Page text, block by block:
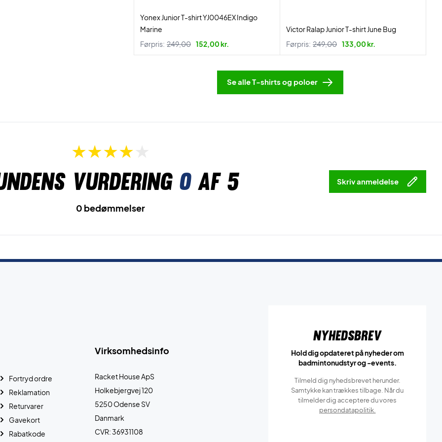
Yonex Junior T-shirt YJ0046EX Indigo
Marine
Førpris: 249,00 152,00 kr.
Victor Ralap Junior T-shirt June Bug
Førpris: 249,00 133,00 kr.
Se alle T-shirts og poloer
vurdering 0af 5 Skriv anmeldelse
0 bedømmelser
Virksomhedsinfo
Racket House ApS
Holkebjergvej 120
5250 Odense SV
Danmark
CVR: 36931108
Fortryd ordre
Reklamation
Returvarer
Gavekort
Rabatkode
Nyhedsbrev
Hold dig opdateret på nyheder om
badmintonudstyr og -events.
Tilmeld dig nyhedsbrevet herunder.
Samtykke kan trækkes tilbage. Når du
tilmelder dig acceptere du vores
persondatapolitik.